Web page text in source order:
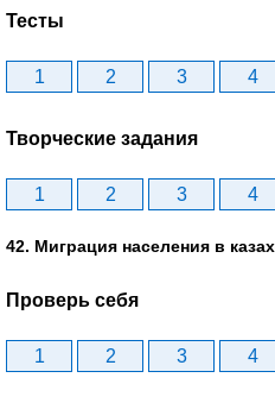
Тесты
1 2 3 4
Творческие задания
1 2 3 4
42. Миграция населения в
Проверь себя
1 2 3 4